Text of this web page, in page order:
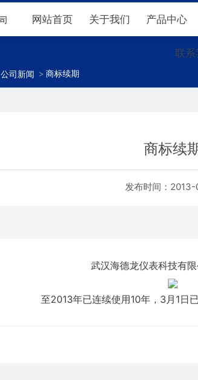
网站首页 关于我们 产品中心
联系
公司新闻 商标续期
商标续
发布时间： 2013-
武汉海德龙仪表科技有
至2013年已连续使用10年，3月1日